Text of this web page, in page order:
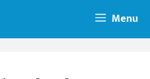
Menu